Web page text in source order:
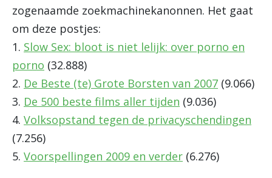
zogenaamde zoekmachinekanonnen. Het gaat
om deze postjes:
1. Slow Sex: bloot is niet lelijk: over porno en
porno (32.888)
2. De Beste (te) Grote Borsten van 2007 (9.066)
3. De 500 beste films aller tijden (9.036)
4. Volksopstand tegen de privacyschendingen
(7.256)
5. Voorspellingen 2009 en verder (6.276)